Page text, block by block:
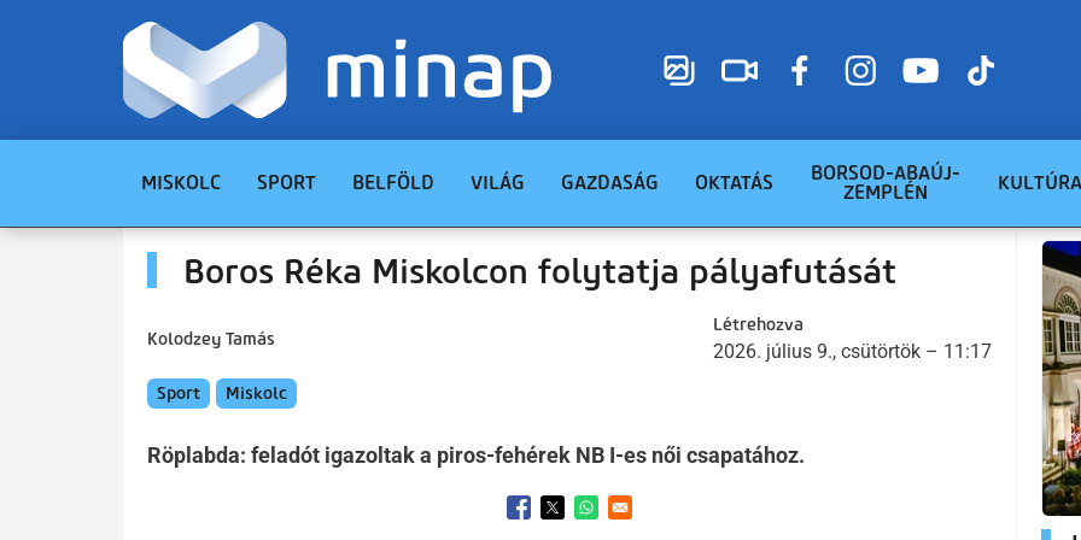
MISKOLC SPORT BELFÖLD VILÁG GAZDASÁG OKTATÁS
BORSOD-ABAÚJ-
ZEMPLÉN
KULTÚRA
Boros Réka Miskolcon folytatja pályafutását
Kolodzey Tamás
Létrehozva
2026. július 9., csütörtök – 11:17
Sport Miskolc
Röplabda: feladót igazoltak a piros-fehérek NB I-es női csapatához.
Opens in a new window
Opens in a new window
Opens in a new window